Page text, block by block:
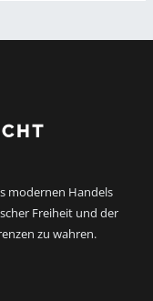
modernen Handels
Freiheit und der
zu wahren.